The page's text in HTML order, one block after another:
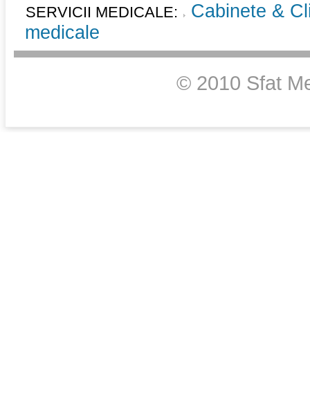
SERVICII MEDICALE:
Cabinete &
medicale
© 2010 Sfat